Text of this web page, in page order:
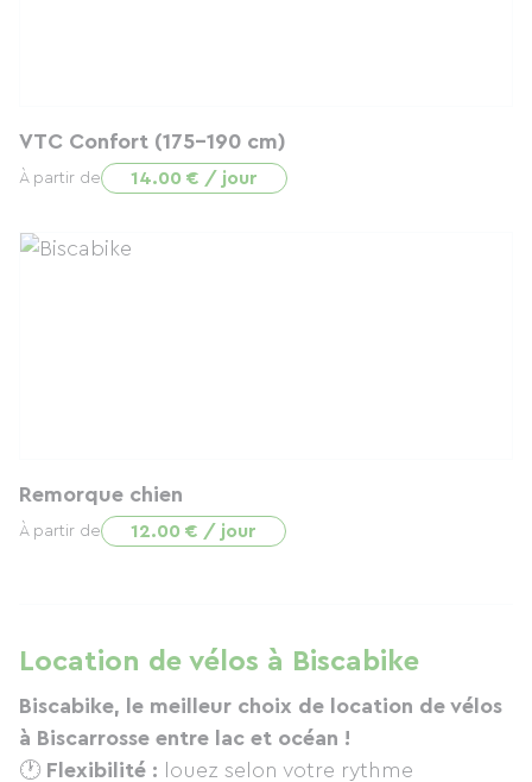
VTC Confort (175-190 cm)
À partir de 14.00 € / jour
Remorque chien
À partir de 12.00 € / jour
Location de vélos à Biscabike
Biscabike, le meilleur choix de location de vélos
à Biscarrosse entre lac et océan !
🕐 Flexibilité : louez selon votre rythme